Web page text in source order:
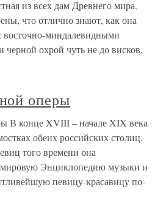
из всех дам Древнего мира.
что отлично знают, как она
восточно-миндалевидными
черной охрой чуть не до висков,
оперы
В конце XVIII – начале XIX века
обеих российских столиц.
того времени она
мировую Энциклопедию музыки и
певицу-красавицу по-